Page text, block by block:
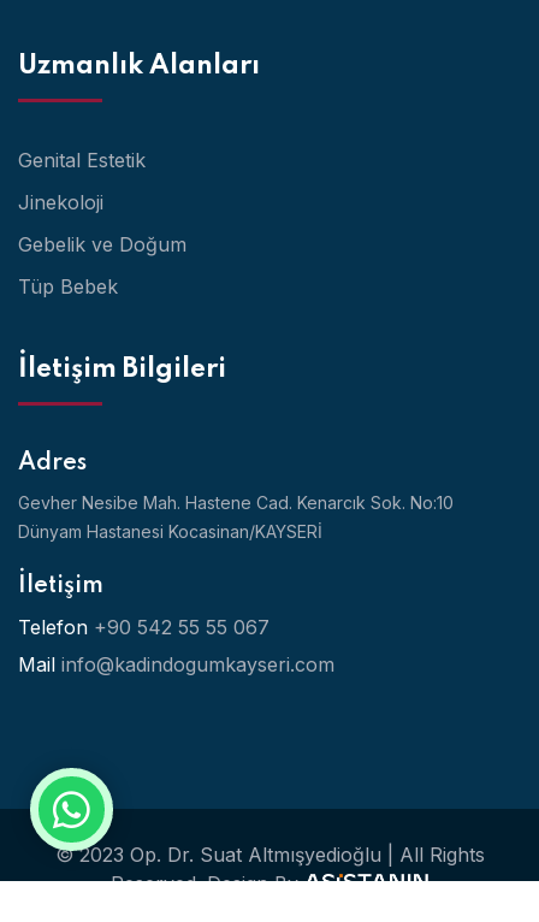
Uzmanlık Alanları
Genital Estetik
Jinekoloji
Gebelik ve Doğum
Tüp Bebek
İletişim Bilgileri
Adres
Gevher Nesibe Mah. Hastene Cad. Kenarcık Sok. No:10
Dünyam Hastanesi Kocasinan/KAYSERİ
İletişim
Telefon +90 542 55 55 067
Mail info@kadindogumkayseri.com
© 2023 Op. Dr. Suat Altmışyedioğlu | All Rights
Reserved.Design By